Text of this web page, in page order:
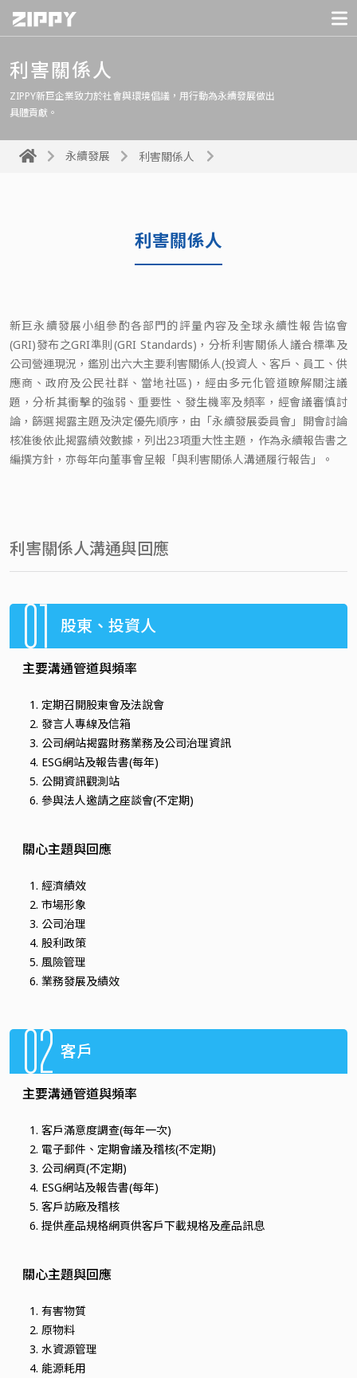
利害關係人
ZIPPY新巨企業致力於社會與環境倡議，用行動為永續發展做出
具體貢獻。
永續發展 利害關係人
利害關係人
新巨永續發展小組參酌各部門的評量內容及全球永續性報告協會
(GRI)發布之GRI準則(GRI Standards)，分析利害關係人議合標準及
公司營運現況，鑑別出六大主要利害關係人(投資人、客戶、員工、供
應商、政府及公民社群、當地社區)，經由多元化管道瞭解關注議
題，分析其衝擊的強弱、重要性、發生機率及頻率，經會議審慎討
論，篩選揭露主題及決定優先順序，由「永續發展委員會」開會討論
核准後依此揭露績效數據，列出23項重大性主題，作為永續報告書之
編撰方針，亦每年向董事會呈報「與利害關係人溝通履行報告」。
利害關係人溝通與回應
01 股東、投資人
主要溝通管道與頻率
定期召開股東會及法說會
發言人專線及信箱
公司網站揭露財務業務及公司治理資訊
ESG網站及報告書(每年)
公開資訊觀測站
參與法人邀請之座談會(不定期)
關心主題與回應
經濟績效
市場形象
公司治理
股利政策
風險管理
業務發展及績效
02 客戶
主要溝通管道與頻率
客戶滿意度調查(每年一次)
電子郵件、定期會議及稽核(不定期)
公司網頁(不定期)
ESG網站及報告書(每年)
客戶訪廠及稽核
提供產品規格網頁供客戶下載規格及產品訊息
關心主題與回應
有害物質
原物料
水資源管理
能源耗用